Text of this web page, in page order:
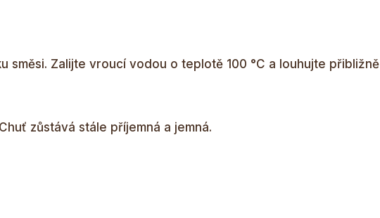
směsi. Zalijte vroucí vodou o teplotě 100 °C a louhujte přibližně
zůstává stále příjemná a jemná.